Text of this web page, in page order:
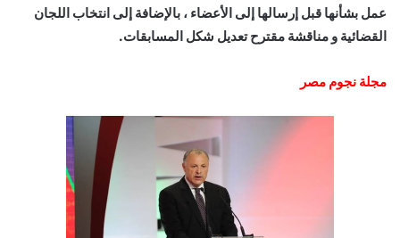
عمل بشأنها قبل إرسالها إلى الأعضاء ، بالإضافة إلى انتخاب اللجان
القضائية و مناقشة مقترح تعديل شكل المسابقات.
مجلة نجوم مصر